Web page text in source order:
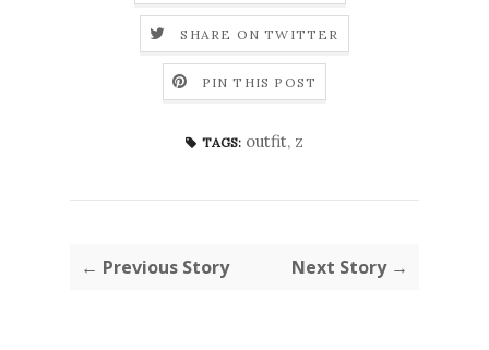
SHARE ON TWITTER
PIN THIS POST
TAGS: outfit, z
← Previous Story Next Story →